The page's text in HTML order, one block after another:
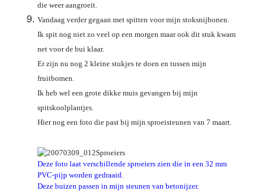
die weer aangroeit.
Vandaag verder gegaan met spitten voor mijn stoksnijbonen.
Ik spit nog niet zo veel op een morgen maar ook dit stuk kwam
net voor de bui klaar.
Er zijn nu nog 2 kleine stukjes te doen en tussen mijn
fruitbomen.
Ik heb wel een grote dikke muis gevangen bij mijn
spitskoolplantjes.
Hier nog een foto die past bij mijn sproeisteunen van 7 maart.
Deze foto laat verschillende sproeiers zien die in een 32 mm
PVC-pijp worden gedraaid.
Deze buizen passen in mijn steunen van betonijzer.